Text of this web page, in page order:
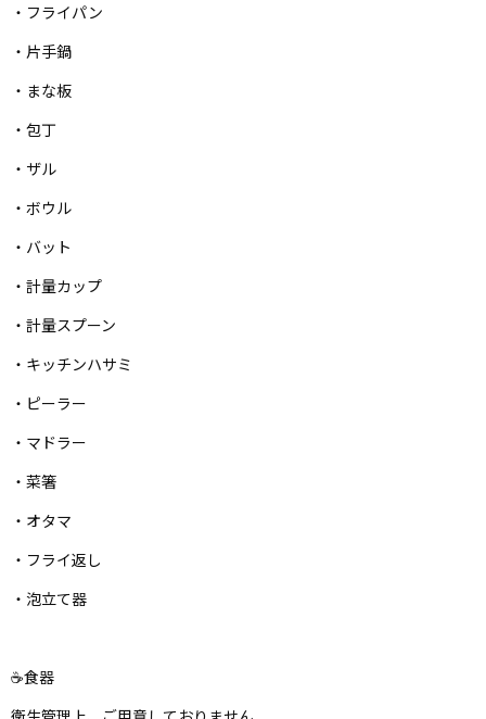
・フライパン
・片手鍋
・まな板
・包丁
・ザル
・ボウル
・バット
・計量カップ
・計量スプーン
・キッチンハサミ
・ピーラー
・マドラー
・菜箸
・オタマ
・フライ返し
・泡立て器
☕️食器